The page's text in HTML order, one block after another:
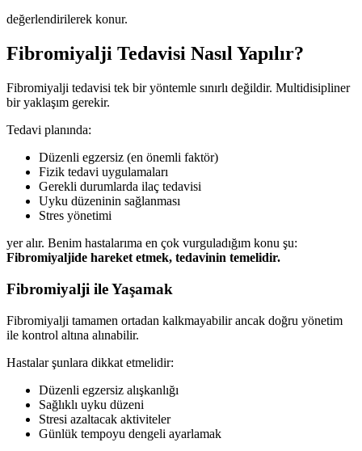
değerlendirilerek konur.
Fibromiyalji Tedavisi Nasıl Yapılır?
Fibromiyalji tedavisi tek bir yöntemle sınırlı değildir. Multidisipliner
bir yaklaşım gerekir.
Tedavi planında:
Düzenli egzersiz (en önemli faktör)
Fizik tedavi uygulamaları
Gerekli durumlarda ilaç tedavisi
Uyku düzeninin sağlanması
Stres yönetimi
yer alır. Benim hastalarıma en çok vurguladığım konu şu:
Fibromiyaljide hareket etmek, tedavinin temelidir.
Fibromiyalji ile Yaşamak
Fibromiyalji tamamen ortadan kalkmayabilir ancak doğru yönetim
ile kontrol altına alınabilir.
Hastalar şunlara dikkat etmelidir:
Düzenli egzersiz alışkanlığı
Sağlıklı uyku düzeni
Stresi azaltacak aktiviteler
Günlük tempoyu dengeli ayarlamak